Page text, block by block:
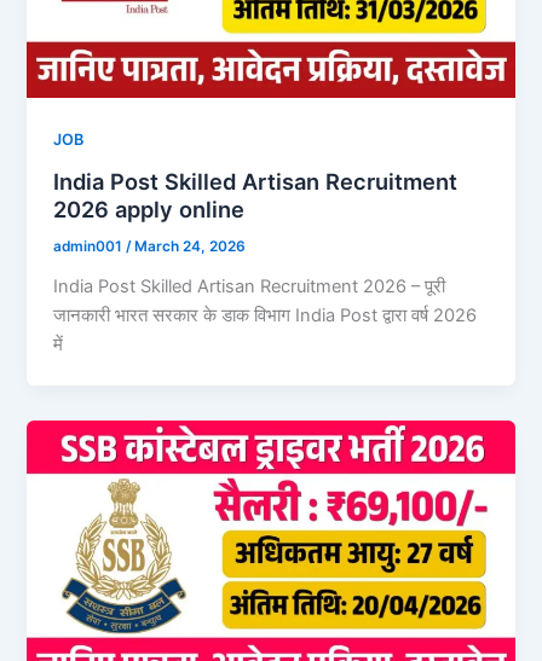
JOB
India Post Skilled Artisan Recruitment
2026 apply online
admin001/March 24, 2026
India Post Skilled Artisan Recruitment 2026 – पूरी
जानकारी भारत सरकार के डाक विभाग India Post द्वारा वर्ष 2026
में